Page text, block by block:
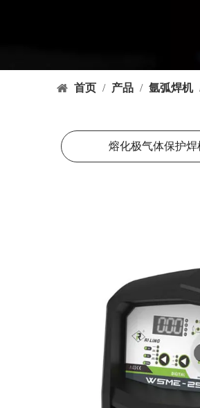
首页 / 产品 / 氩弧焊机
熔化极气体保护焊